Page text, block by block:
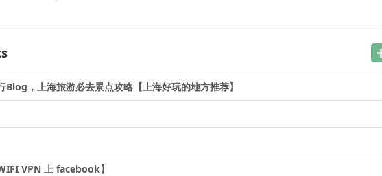
Blog，上海旅游必去景点攻略【上海好玩的地方推荐】
VPN 上 facebook】